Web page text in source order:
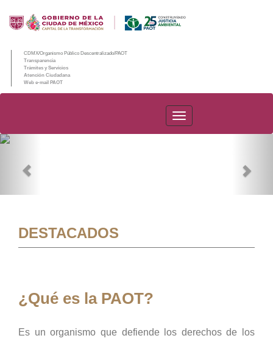
CDMX/Organismo Público Descentralizado/PAOT
Transparencia
Trámites y Servicios
Atención Ciudadana
Web e-mail PAOT
PAOT
DESTACADOS
¿Qué es la PAOT?
Es un organismo que defiende los derechos de los